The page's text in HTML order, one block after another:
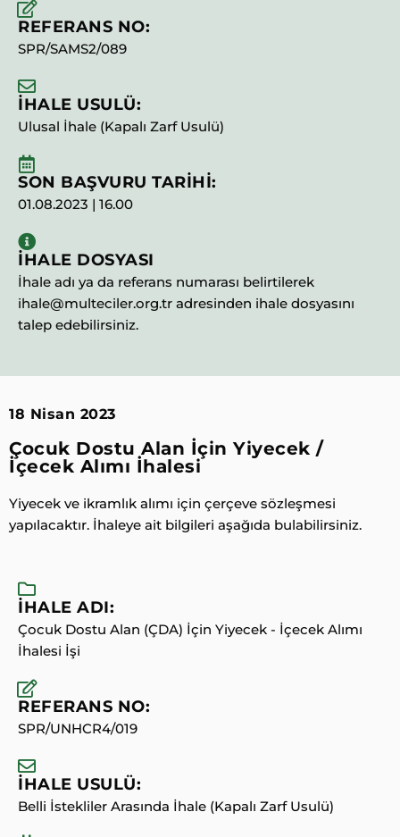
REFERANS NO:
SPR/SAMS2/089
İHALE USULÜ:
Ulusal İhale (Kapalı Zarf Usulü)
SON BAŞVURU TARİHİ:
01.08.2023 | 16.00
İHALE DOSYASI
İhale adı ya da referans numarası belirtilerek
ihale@multeciler.org.tr adresinden ihale dosyasını
talep edebilirsiniz.
18 Nisan 2023
Çocuk Dostu Alan İçin Yiyecek /
İçecek Alımı İhalesi
Yiyecek ve ikramlık alımı için çerçeve sözleşmesi
yapılacaktır. İhaleye ait bilgileri aşağıda bulabilirsiniz.
İHALE ADI:
Çocuk Dostu Alan (ÇDA) İçin Yiyecek - İçecek Alımı
İhalesi İşi
REFERANS NO:
SPR/UNHCR4/019
İHALE USULÜ:
Belli İstekliler Arasında İhale (Kapalı Zarf Usulü)